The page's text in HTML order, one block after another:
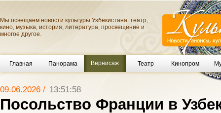
Мы освещаем новости культуры Узбекистана: театр,
кино, музыка, история, литература, просвещение и
многое другое.
Главная Панорама Вернисаж Театр Кинопром
09.06.2026 / 13:51:58
Посольство Франции в